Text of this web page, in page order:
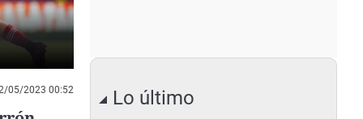
05/2023 00:52 Lo último